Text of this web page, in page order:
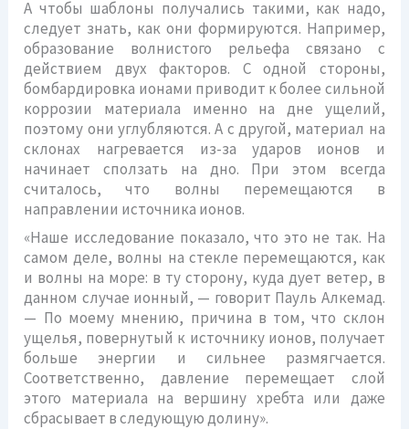
А чтобы шаблоны получались такими, как надо,
следует знать, как они формируются. Например,
образование волнистого рельефа связано с
действием двух факторов. С одной стороны,
бомбардировка ионами приводит к более сильной
коррозии материала именно на дне ущелий,
поэтому они углубляются. А с другой, материал на
склонах нагревается из-за ударов ионов и
начинает сползать на дно. При этом всегда
считалось, что волны перемещаются в
направлении источника ионов.
«Наше исследование показало, что это не так. На
самом деле, волны на стекле перемещаются, как
и волны на море: в ту сторону, куда дует ветер, в
данном случае ионный, — говорит Пауль Алкемад.
— По моему мнению, причина в том, что склон
ущелья, повернутый к источнику ионов, получает
больше энергии и сильнее размягчается.
Соответственно, давление перемещает слой
этого материала на вершину хребта или даже
сбрасывает в следующую долину».